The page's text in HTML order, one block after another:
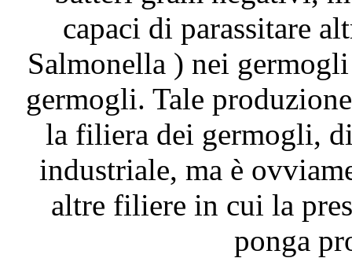
capaci di parassitare
Salmonella ) nei
germogli. Tale
la filiera dei germogli,
industriale, ma è
altre filiere in cui la
ponga